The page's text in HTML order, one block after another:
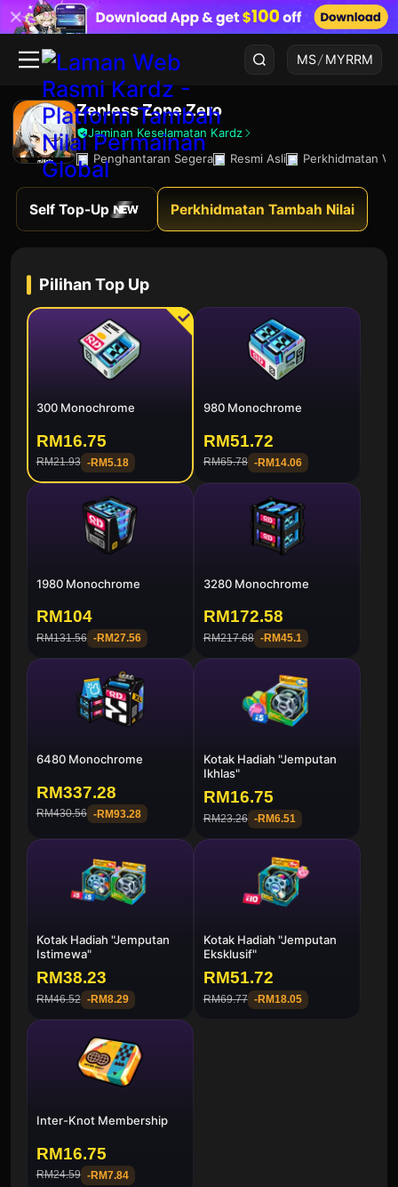
MS/ MYRRM
Zenless Zone Zero
Jaminan Keselamatan Kardz
Penghantaran Segera
Resmi Asli Perkhidmatan
Self Top-Up Perkhidmatan Tambah Nilai
Pilihan Top Up
300 Monochrome
RM16.75
RM21.93 -RM5.18
980 Monochrome
RM51.72
RM65.78 -RM14.06
1980 Monochrome
RM104
RM131.56 -RM27.56
3280 Monochrome
RM172.58
RM217.68 -RM45.1
6480 Monochrome
RM337.28
RM430.56 -RM93.28
Kotak Hadiah "Jemputan
Ikhlas"
RM16.75
RM23.26 -RM6.51
Kotak Hadiah "Jemputan
Istimewa"
RM38.23
RM46.52 -RM8.29
Kotak Hadiah "Jemputan
Eksklusif"
RM51.72
RM69.77 -RM18.05
Inter-Knot Membership
RM16.75
RM24.59 -RM7.84